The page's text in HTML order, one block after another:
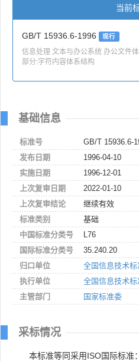
当前
GB/T 15936.6-1996 现行
信息处理 文本与办公系统 办公文件
部分:字符内容体系结构
基础信息
标准号
GB/T 15936.6-
发布日期
1996-04-10
实施日期
1996-12-01
上次复审日期
2022-01-10
上次复审结论
继续有效
标准类别
基础
中国标准分类号
L76
国际标准分类号
35.240.20
归口单位
全国信息技术
执行单位
全国信息技术
主管部门
国家标准委
采标情况
本标准等同采用ISO国际标准